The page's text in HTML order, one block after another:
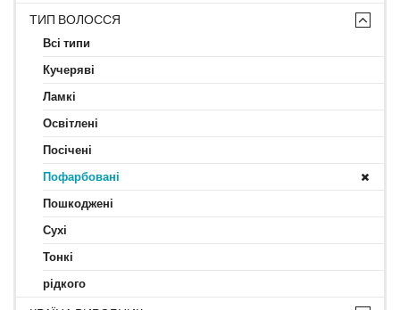
ТИП ВОЛОССЯ
Всі типи
Кучеряві
Ламкі
Освітлені
Посічені
Пофарбовані
Пошкоджені
Сухі
Тонкі
рідкого